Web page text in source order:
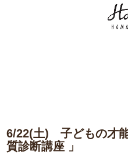
6/22(土) 子どもの才
質診断講座 」